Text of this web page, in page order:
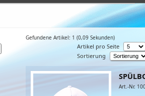
Gefundene Artikel: 1 (0,09 Sekunden)
Artikel pro Seite
Sortierung
Art.-Nr.